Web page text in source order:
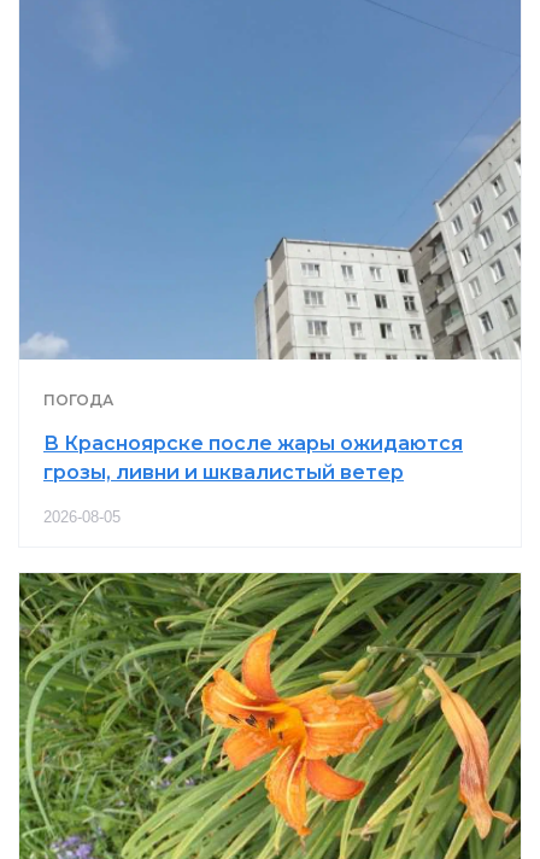
ПОГОДА
В Красноярске после жары ожидаются
грозы, ливни и шквалистый ветер
2026-08-05